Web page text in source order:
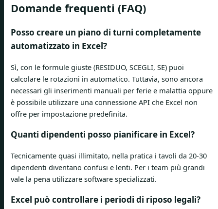
Domande frequenti (FAQ)
Posso creare un piano di turni completamente
automatizzato in Excel?
Sì, con le formule giuste (RESIDUO, SCEGLI, SE) puoi
calcolare le rotazioni in automatico. Tuttavia, sono ancora
necessari gli inserimenti manuali per ferie e malattia oppure
è possibile utilizzare una connessione API che Excel non
offre per impostazione predefinita.
Quanti dipendenti posso pianificare in Excel?
Tecnicamente quasi illimitato, nella pratica i tavoli da 20-30
dipendenti diventano confusi e lenti. Per i team più grandi
vale la pena utilizzare software specializzati.
Excel può controllare i periodi di riposo legali?